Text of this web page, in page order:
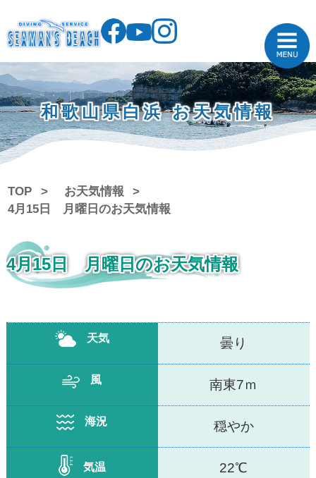
和歌山県白浜 お天気情報
TOP
お天気情報
4月15日 月曜日のお天気情報
4月15日 月曜日のお天気情報
天気 曇り
風 南東7ｍ
海況 穏やか
気温 22℃